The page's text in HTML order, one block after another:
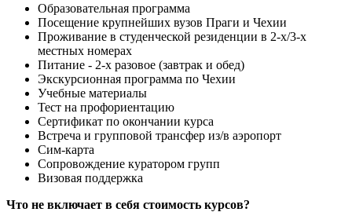
Образовательная программа
Посещение крупнейших вузов Праги и Чехии
Проживание в студенческой резиденции в 2-х/3-х
местных номерах
Питание - 2-х разовое (завтрак и обед)
Экскурсионная программа по Чехии
Учебные материалы
Тест на профориентацию
Сертификат по окончании курса
Встреча и групповой трансфер из/в аэропорт
Сим-карта
Сопровождение куратором групп
Визовая поддержка
Что не включает в себя стоимость курсов?